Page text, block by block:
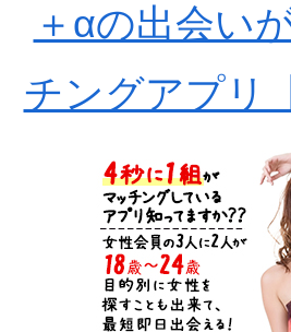
＋αの出会い
チングアプリ